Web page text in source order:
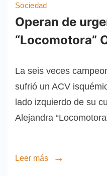
Sociedad
Operan de
“Locomotora”
La seis veces
sufrió un ACV
lado izquierdo de su
Alejandra
Leer más